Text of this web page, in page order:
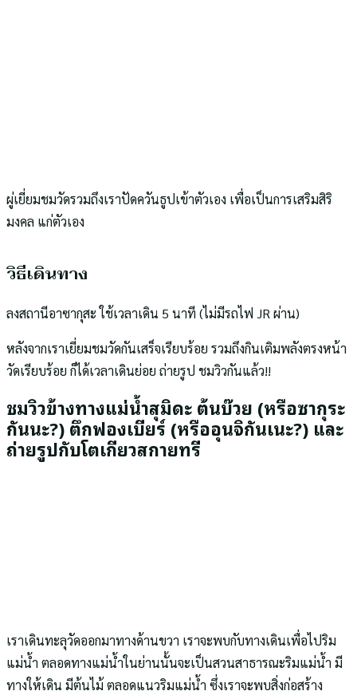
ผู่เยี่ยมชมวัดรวมถึงเราปัดควันธูปเข้าตัวเอง เพื่อเป็นการเสริมสิริ
มงคล แก่ตัวเอง
วิธีเดินทาง
ลงสถานีอาซากุสะ ใช้เวลาเดิน 5 นาที (ไม่มีรถไฟ JR ผ่าน)
หลังจากเราเยี่ยมชมวัดกันเสร็จเรียบร้อย รวมถึงกินเติมพลังตรงหน้า
วัดเรียบร้อย ก็ได้เวลาเดินย่อย ถ่ายรูป ชมวิวกันแล้ว!!
ชมวิวข้างทางแม่น้ำสุมิดะ ต้นบ๊วย (หรือซากุระ
กันนะ?) ตึกฟองเบียร์ (หรืออุนจิกันเนะ?) และ
ถ่ายรูปกับโตเกียวสกายทรี
เราเดินทะลุวัดออกมาทางด้านขวา เราจะพบกับทางเดินเพื่อไปริม
แม่น้ำ ตลอดทางแม่น้ำในย่านนั้นจะเป็นสวนสาธารณะริมแม่น้ำ มี
ทางให้เดิน มีต้นไม้ ตลอดแนวริมแม่น้ำ ซึ่งเราจะพบสิ่งก่อสร้าง